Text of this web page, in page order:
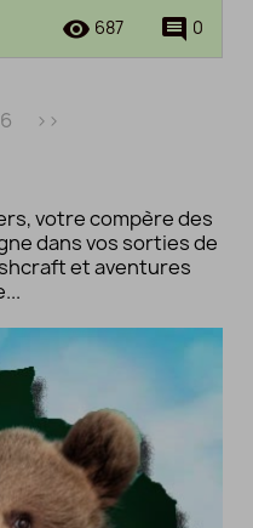
comment 0
remove_red_eye 687
6 >>
votre compère des
dans vos sorties de
et aventures